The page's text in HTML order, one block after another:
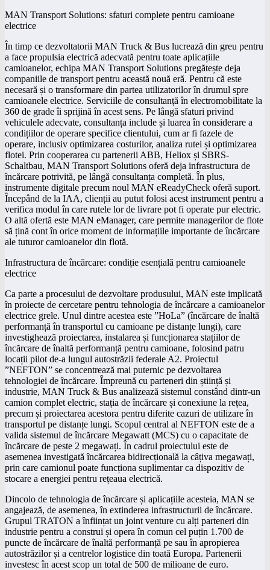
MAN Transport Solutions: sfaturi complete pentru camioane
electrice
În timp ce dezvoltatorii MAN Truck & Bus lucrează din greu pentru
a face propulsia electrică adecvată pentru toate aplicațiile
camioanelor, echipa MAN Transport Solutions pregătește deja
companiile de transport pentru această nouă eră. Pentru că este
necesară și o transformare din partea utilizatorilor în drumul spre
camioanele electrice. Serviciile de consultanță în electromobilitate la
360 de grade îi sprijină în acest sens. Pe lângă sfaturi privind
vehiculele adecvate, consultanța include și luarea în considerare a
condițiilor de operare specifice clientului, cum ar fi fazele de
operare, inclusiv optimizarea costurilor, analiza rutei și optimizarea
flotei. Prin cooperarea cu partenerii ABB, Heliox și SBRS-
Schaltbau, MAN Transport Solutions oferă deja infrastructura de
încărcare potrivită, pe lângă consultanța completă. În plus,
instrumente digitale precum noul MAN eReadyCheck oferă suport.
Începând de la IAA, clienții au putut folosi acest instrument pentru a
verifica modul în care rutele lor de livrare pot fi operate pur electric.
O altă ofertă este MAN eManager, care permite managerilor de flote
să țină cont în orice moment de informațiile importante de încărcare
ale tuturor camioanelor din flotă.
Infrastructura de încărcare: condiție esențială pentru camioanele
electrice
Ca parte a procesului de dezvoltare produsului, MAN este implicată
în proiecte de cercetare pentru tehnologia de încărcare a camioanelor
electrice grele. Unul dintre acestea este ”HoLa” (încărcare de înaltă
performanță în transportul cu camioane pe distanțe lungi), care
investighează proiectarea, instalarea și funcționarea stațiilor de
încărcare de înaltă performanță pentru camioane, folosind patru
locații pilot de-a lungul autostrăzii federale A2. Proiectul
”NEFTON” se concentrează mai puternic pe dezvoltarea
tehnologiei de încărcare. Împreună cu parteneri din știință și
industrie, MAN Truck & Bus analizează sistemul constând dintr-un
camion complet electric, stația de încărcare și conexiune la rețea,
precum și proiectarea acestora pentru diferite cazuri de utilizare în
transportul pe distanțe lungi. Scopul central al NEFTON este de a
valida sistemul de încărcare Megawatt (MCS) cu o capacitate de
încărcare de peste 2 megawați. În cadrul proiectului este de
asemenea investigată încărcarea bidirecțională la câțiva megawați,
prin care camionul poate funcționa suplimentar ca dispozitiv de
stocare a energiei pentru rețeaua electrică.
Dincolo de tehnologia de încărcare și aplicațiile acesteia, MAN se
angajează, de asemenea, în extinderea infrastructurii de încărcare.
Grupul TRATON a înființat un joint venture cu alți parteneri din
industrie pentru a construi și opera în comun cel puțin 1.700 de
puncte de încărcare de înaltă performanță pe sau în apropierea
autostrăzilor și a centrelor logistice din toată Europa. Partenerii
investesc în acest scop un total de 500 de milioane de euro.